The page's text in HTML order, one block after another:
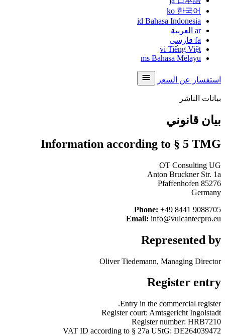
ko 한국어
id Bahasa Indonesia
ar العربية
fa فارسی
vi Tiếng Việt
ms Bahasa Melayu
استفسار عن السعر
بيانات الناشر
بيان قانوني
Information according to § 5 TMG
OT Consulting UG
Anton Bruckner Str. 1a
85276 Pfaffenhofen
Germany
Phone: +49 8441 9088705
Email: info@vulcantecpro.eu
Represented by
Oliver Tiedemann, Managing Director
Register entry
Entry in the commercial register.
Register court: Amtsgericht Ingolstadt
Register number: HRB7210
VAT ID according to § 27a UStG: DE264039472